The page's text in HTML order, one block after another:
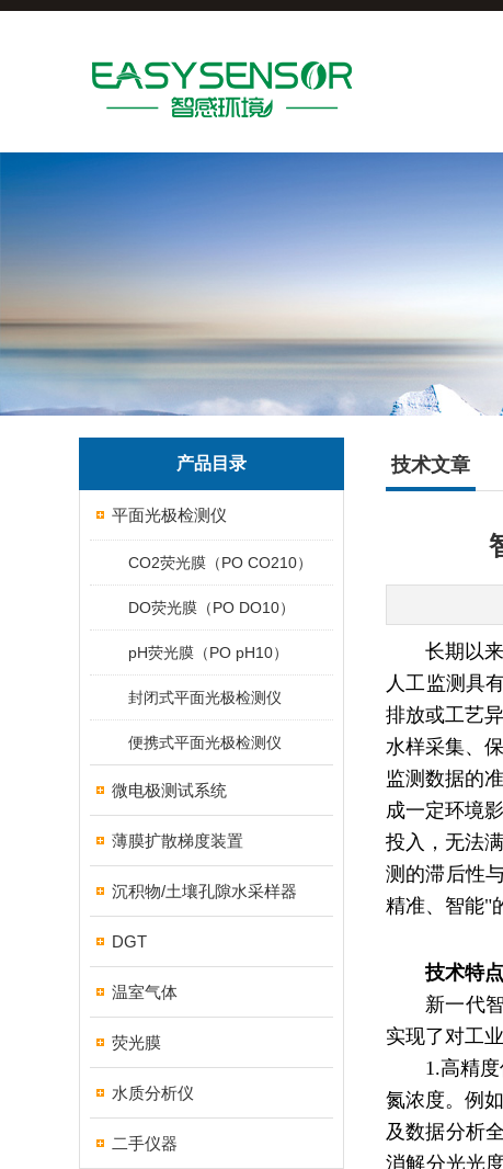
产品目录
平面光极检测仪
CO2荧光膜（PO CO210）
DO荧光膜（PO DO10）
pH荧光膜（PO pH10）
封闭式平面光极检测仪
便携式平面光极检测仪
微电极测试系统
薄膜扩散梯度装置
沉积物/土壤孔隙水采样器
DGT
温室气体
荧光膜
水质分析仪
二手仪器
技术文章
长期以
人工监测具
排放或工艺
水样采集、
监测数据的
成一定环境
投入，无法
测的滞后性
精准、智能"
技术特
新一代
实现了对工
1.高精
氮浓度。例
及数据分析
消解分光光